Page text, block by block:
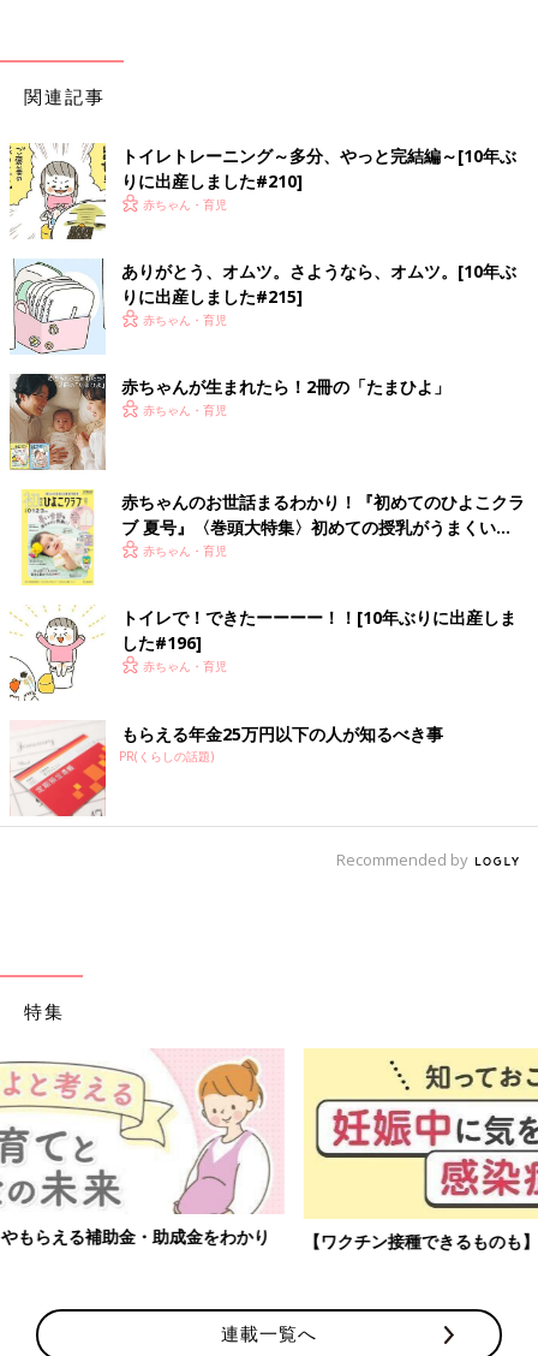
関連記事
トイレトレーニング～多分、やっと完結編～[10年ぶ
りに出産しました#210]
赤ちゃん・育児
ありがとう、オムツ。さようなら、オムツ。[10年ぶ
りに出産しました#215]
赤ちゃん・育児
赤ちゃんが生まれたら！2冊の「たまひよ」
赤ちゃん・育児
赤ちゃんのお世話まるわかり！『初めてのひよこクラ
ブ 夏号』〈巻頭大特集〉初めての授乳がうまくい
く！ おっぱい・ミルクの基本と夏のトラブル 解決テ
赤ちゃん・育児
トイレで！できたーーーー！！[10年ぶりに出産しま
した#196]
赤ちゃん・育児
もらえる年金25万円以下の人が知るべき事
PR(くらしの話題)
Recommended by
特集
【ワクチン接種できるものも】妊婦の感染症対策、知っておいて！
連載一覧へ